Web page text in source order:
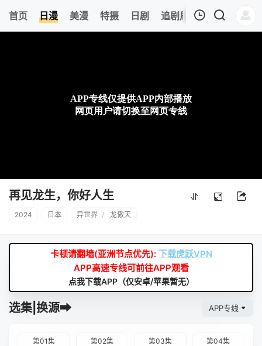
首页 日漫 美漫 特摄 日剧 追剧周表 今日更新
再见龙生，你好人生
2024 日本 异世界 / 龙傲天
卡顿请翻墙(亚洲节点优先): 下载虎跃VPN
APP高速专线可前往APP观看
点我下载APP（仅安卓/苹果暂无）
选集|换源➡ APP专线
第01集 第02集 第03集 第04集